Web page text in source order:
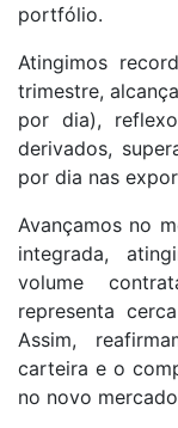
portfólio.
Atingimos
trimestre,
por dia),
derivados,
por dia nas
Avançamos no
integrada,
volume
representa
Assim,
carteira e o
no novo